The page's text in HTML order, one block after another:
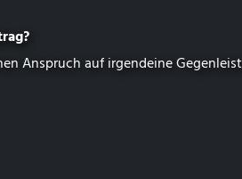
Anspruch auf irgendeine